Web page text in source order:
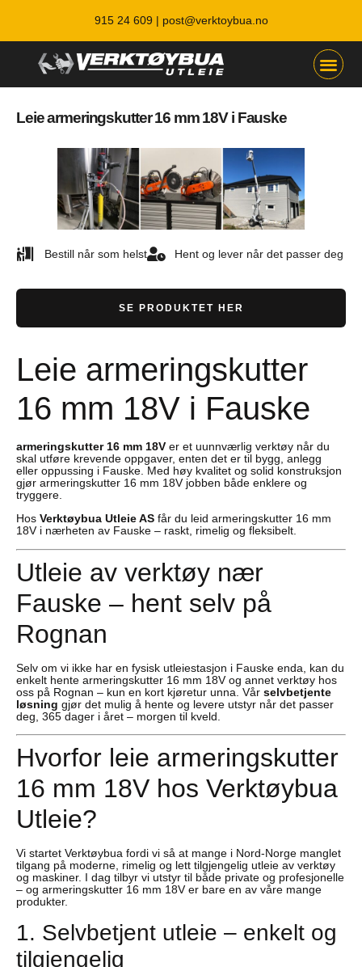
915 24 609 | post@verktoybua.no
Leie armeringskutter 16 mm 18V i Fauske
Bestill når som helst Hent og lever når det passer deg
SE PRODUKTET HER
Leie armeringskutter
16 mm 18V i Fauske
armeringskutter 16 mm 18V er et uunnværlig verktøy når du
skal utføre krevende oppgaver, enten det er til bygg, anlegg
eller oppussing i Fauske. Med høy kvalitet og solid konstruksjon
gjør armeringskutter 16 mm 18V jobben både enklere og
tryggere.
Hos Verktøybua Utleie AS får du leid armeringskutter 16 mm
18V i nærheten av Fauske – raskt, rimelig og fleksibelt.
Utleie av verktøy nær
Fauske – hent selv på
Rognan
Selv om vi ikke har en fysisk utleiestasjon i Fauske enda, kan du
enkelt hente armeringskutter 16 mm 18V og annet verktøy hos
oss på Rognan – kun en kort kjøretur unna. Vår selvbetjente
løsning gjør det mulig å hente og levere utstyr når det passer
deg, 365 dager i året – morgen til kveld.
Hvorfor leie armeringskutter
16 mm 18V hos Verktøybua
Utleie?
Vi startet Verktøybua fordi vi så at mange i Nord-Norge manglet
tilgang på moderne, rimelig og lett tilgjengelig utleie av verktøy
og maskiner. I dag tilbyr vi utstyr til både private og profesjonelle
– og armeringskutter 16 mm 18V er bare en av våre mange
produkter.
1. Selvbetjent utleie – enkelt og
tilgjengelig